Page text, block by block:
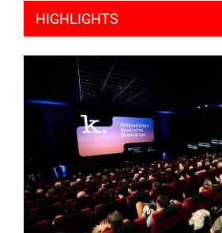
HIGHLIGHTS